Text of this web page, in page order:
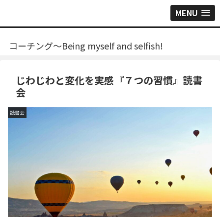
MENU
コーチング～Being myself and selfish!
じわじわと変化を実感『７つの習慣』読書
会
読書会